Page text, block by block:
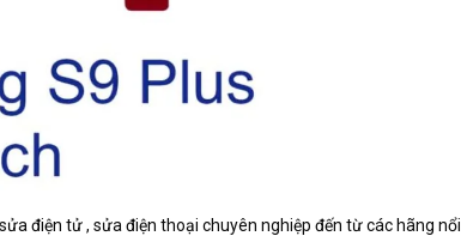
điện tử , sửa điện thoại chuyên nghiệp đến từ các hãng nổi